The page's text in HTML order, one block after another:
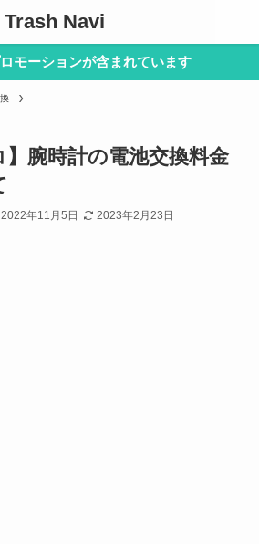
Trash Navi
モーションが含まれています
】腕時計の電池交換料金
2022年11月5日 2023年2月23日